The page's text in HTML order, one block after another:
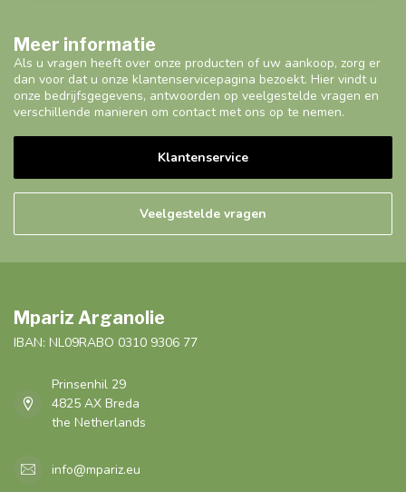
Meer informatie
Als u vragen heeft over onze producten of uw aankoop, zorg er
dan voor dat u onze klantenservicepagina bezoekt. Hier vindt u
onze bedrijfsgegevens, antwoorden op veelgestelde vragen en
verschillende manieren om contact met ons op te nemen.
Klantenservice
Veelgestelde vragen
Mpariz Arganolie
IBAN: NL09RABO 0310 9306 77
Prinsenhil 29
4825 AX Breda
the Netherlands
info@mpariz.eu